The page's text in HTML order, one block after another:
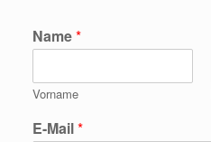
Name*
Vorname
E-Mail*